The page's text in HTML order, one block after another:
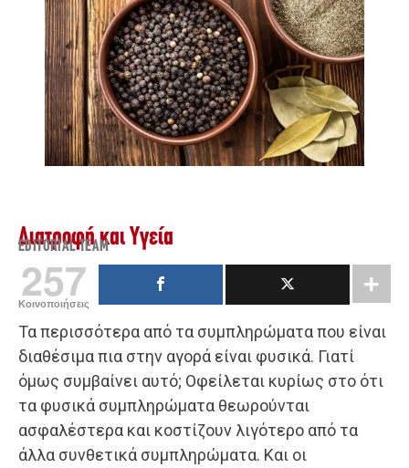
Διατροφή και Υγεία
EDITORIAL TEAM
257
Κοινοποιήσεις
Τα περισσότερα από τα συμπληρώματα που είναι
διαθέσιμα πια στην αγορά είναι φυσικά. Γιατί
όμως συμβαίνει αυτό; Οφείλεται κυρίως στο ότι
τα φυσικά συμπληρώματα θεωρούνται
ασφαλέστερα και κοστίζουν λιγότερο από τα
άλλα συνθετικά συμπληρώματα. Και οι